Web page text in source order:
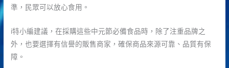
準，民眾可以放心食用。
i特小編建議，在採購這些中元節必備食品時，除了注重品牌之
外，也要選擇有信譽的販售商家，確保商品來源可靠、品質有保
障。